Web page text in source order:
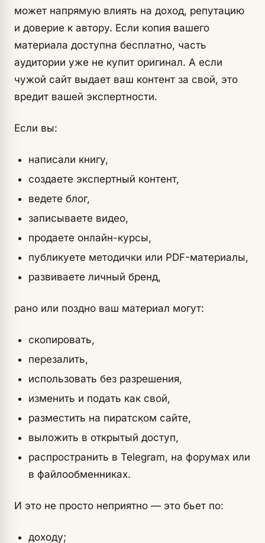
может напрямую влиять на доход, репутацию
и доверие к автору. Если копия вашего
материала доступна бесплатно, часть
аудитории уже не купит оригинал. А если
чужой сайт выдает ваш контент за свой, это
вредит вашей экспертности.
Если вы:
написали книгу,
создаете экспертный контент,
ведете блог,
записываете видео,
продаете онлайн-курсы,
публикуете методички или PDF-материалы,
развиваете личный бренд,
рано или поздно ваш материал могут:
скопировать,
перезалить,
использовать без разрешения,
изменить и подать как свой,
разместить на пиратском сайте,
выложить в открытый доступ,
распространить в Telegram, на форумах или
в файлообменниках.
И это не просто неприятно — это бьет по:
доходу;